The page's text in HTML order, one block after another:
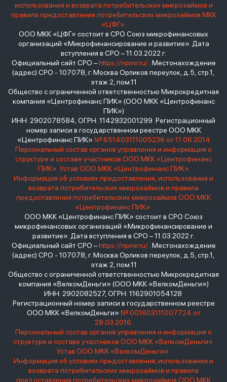
использования и возврата потребительских микрозаймов и
правила предоставления потребительских микрозаймов МКК
«ЦФГ»
ООО МКК «ЦФГ» состоит в СРО Союз микрофинансовых
организаций «Микрофинансирование и развитие». Дата
вступления в СРО – 11.03.2022 г.
Официальный сайт СРО –https://npmir.ru/. Местонахождение
(адрес) СРО - 107078, г. Москва Орликов переулок, д.5, стр.1,
этаж 2, пом.11
Общество с ограниченной ответственностью Микрокредитная
компания «Центрофинанс ПИК» (ООО МКК «Центрофинанс
ПИК»)
ИНН: 2902078584, ОГРН: 1142932001299 Регистрационный
номер записи в государственном реестре ООО МКК
«Центрофинанс ПИК» № 651403111005236 от 11.06.2014
Персональный состав органов управления и информация о
структуре и составе участников ООО МКК «Центрофинанс
ПИК» Устав ООО МКК «Центрофинанс ПИК»
Информация об условиях предоставления, использования и
возврата потребительских микрозаймов и правила
предоставления потребительских микрозаймов ООО МКК
«Центрофинанс ПИК»
ООО МКК «Центрофинанс ПИК» состоит в СРО Союз
микрофинансовых организаций «Микрофинансирование и
развитие». Дата вступления в СРО – 11.03.2022 г.
Официальный сайт СРО –https://npmir.ru/. Местонахождение
(адрес) СРО - 107078, г. Москва Орликов переулок, д.5, стр.1,
этаж 2, пом.11
Общество с ограниченной ответственностью Микрокредитная
компания «ВелкомДеньги» (ООО МКК «ВелкомДеньги»)
ИНН: 2902082527, ОГРН: 1162901054128
Регистрационный номер записи в государственном реестре
ООО МКК «ВелкомДеньги» № 001603111007724 от
28.03.2016
Персональный состав органов управления и информация о
структуре и составе участников ООО МКК «ВелкомДеньги»
Устав ООО МКК «ВелкомДеньги»
Информация об условиях предоставления, использования и
возврата потребительских микрозаймов и правила
предоставления потребительских микрозаймов ООО МКК